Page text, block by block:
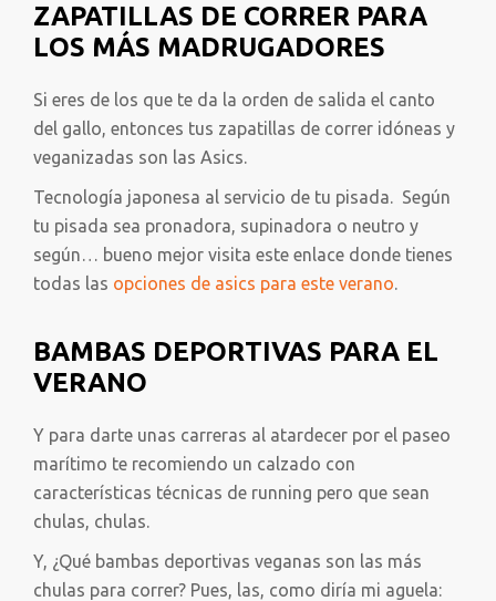
ZAPATILLAS DE CORRER PARA
LOS MÁS MADRUGADORES
Si eres de los que te da la orden de salida el canto
del gallo, entonces tus zapatillas de correr idóneas y
veganizadas son las Asics.
Tecnología japonesa al servicio de tu pisada. Según
tu pisada sea pronadora, supinadora o neutro y
según… bueno mejor visita este enlace donde tienes
todas las opciones de asics para este verano.
BAMBAS DEPORTIVAS PARA EL
VERANO
Y para darte unas carreras al atardecer por el paseo
marítimo te recomiendo un calzado con
características técnicas de running pero que sean
chulas, chulas.
Y, ¿Qué bambas deportivas veganas son las más
chulas para correr? Pues, las, como diría mi aguela: